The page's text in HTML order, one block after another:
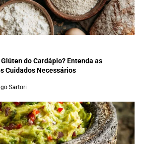
do Cardápio? Entenda as
Cuidados Necessários
Sartori